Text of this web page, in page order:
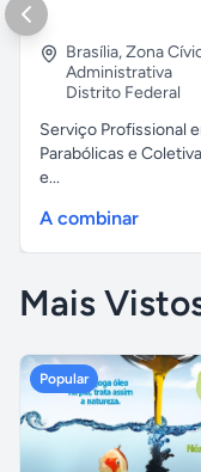
Brasília,Zona
Administrativa
Distrito Federal
Serviço Profissional
Parabólicas e
e...
A combinar
Mais
Popular